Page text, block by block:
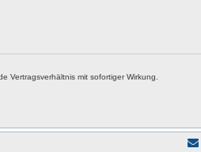
Vertragsverhältnis mit sofortiger Wirkung.